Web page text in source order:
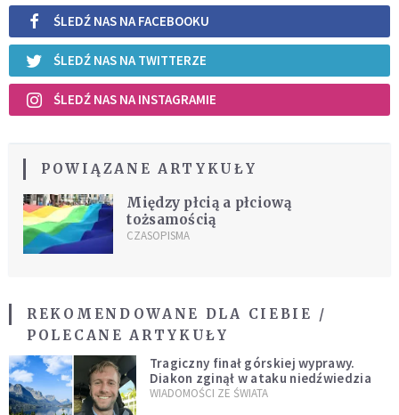
ŚLEDŹ NAS NA FACEBOOKU
ŚLEDŹ NAS NA TWITTERZE
ŚLEDŹ NAS NA INSTAGRAMIE
POWIĄZANE ARTYKUŁY
Między płcią a płciową
tożsamością
CZASOPISMA
REKOMENDOWANE DLA CIEBIE /
POLECANE ARTYKUŁY
Tragiczny finał górskiej wyprawy.
Diakon zginął w ataku niedźwiedzia
WIADOMOŚCI ZE ŚWIATA